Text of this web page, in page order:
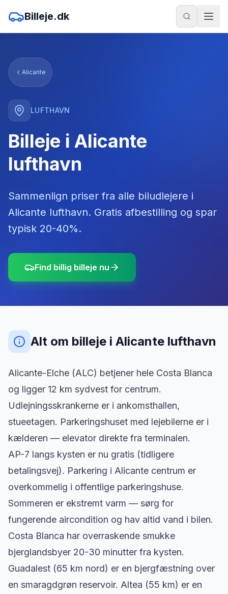
Billeje.dk
Alicante
LUFTHAVN
Billeje i Alicante
lufthavn
Sammenlign priser fra alle biludlejere i
Alicante lufthavn. Gratis afbestilling og spar
typisk 20-40%.
Find billig billeje nu
Alt om billeje i Alicante lufthavn
Alicante-Elche (ALC) betjener hele Costa Blanca
og ligger 12 km sydvest for centrum.
Udlejningsskrankerne er i ankomsthallen,
stueetagen. Parkeringshuset med lejebilerne er i
kælderen — elevator direkte fra terminalen.
AP-7 langs kysten er nu gratis (tidligere
betalingsvej). Parkering i Alicante centrum er
overkommelig i offentlige parkeringshuse.
Sommeren er ekstremt varm — sørg for
fungerende aircondition og hav altid vand i bilen.
Costa Blanca har overraskende smukke
bjerglandsbyer 20-30 minutter fra kysten.
Guadalest (65 km nord) er en bjergfæstning over
en smaragdgrøn reservoir. Altea (55 km) er en